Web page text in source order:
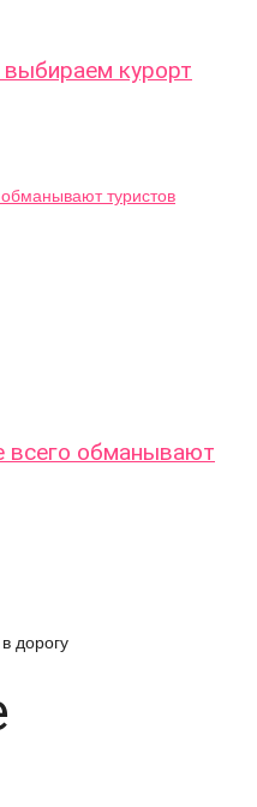
выбираем курорт
всего обманывают
дорогу